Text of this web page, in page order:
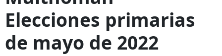
Elecciones primarias
de mayo de 2022